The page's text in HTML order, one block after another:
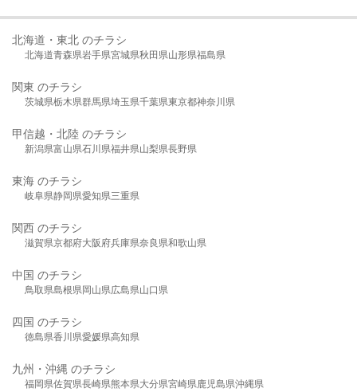
北海道・東北 のチラシ
北海道青森県岩手県宮城県秋田県山形県福島県
関東 のチラシ
茨城県栃木県群馬県埼玉県千葉県東京都神奈川県
甲信越・北陸 のチラシ
新潟県富山県石川県福井県山梨県長野県
東海 のチラシ
岐阜県静岡県愛知県三重県
関西 のチラシ
滋賀県京都府大阪府兵庫県奈良県和歌山県
中国 のチラシ
鳥取県島根県岡山県広島県山口県
四国 のチラシ
徳島県香川県愛媛県高知県
九州・沖縄 のチラシ
福岡県佐賀県長崎県熊本県大分県宮崎県鹿児島県沖縄県